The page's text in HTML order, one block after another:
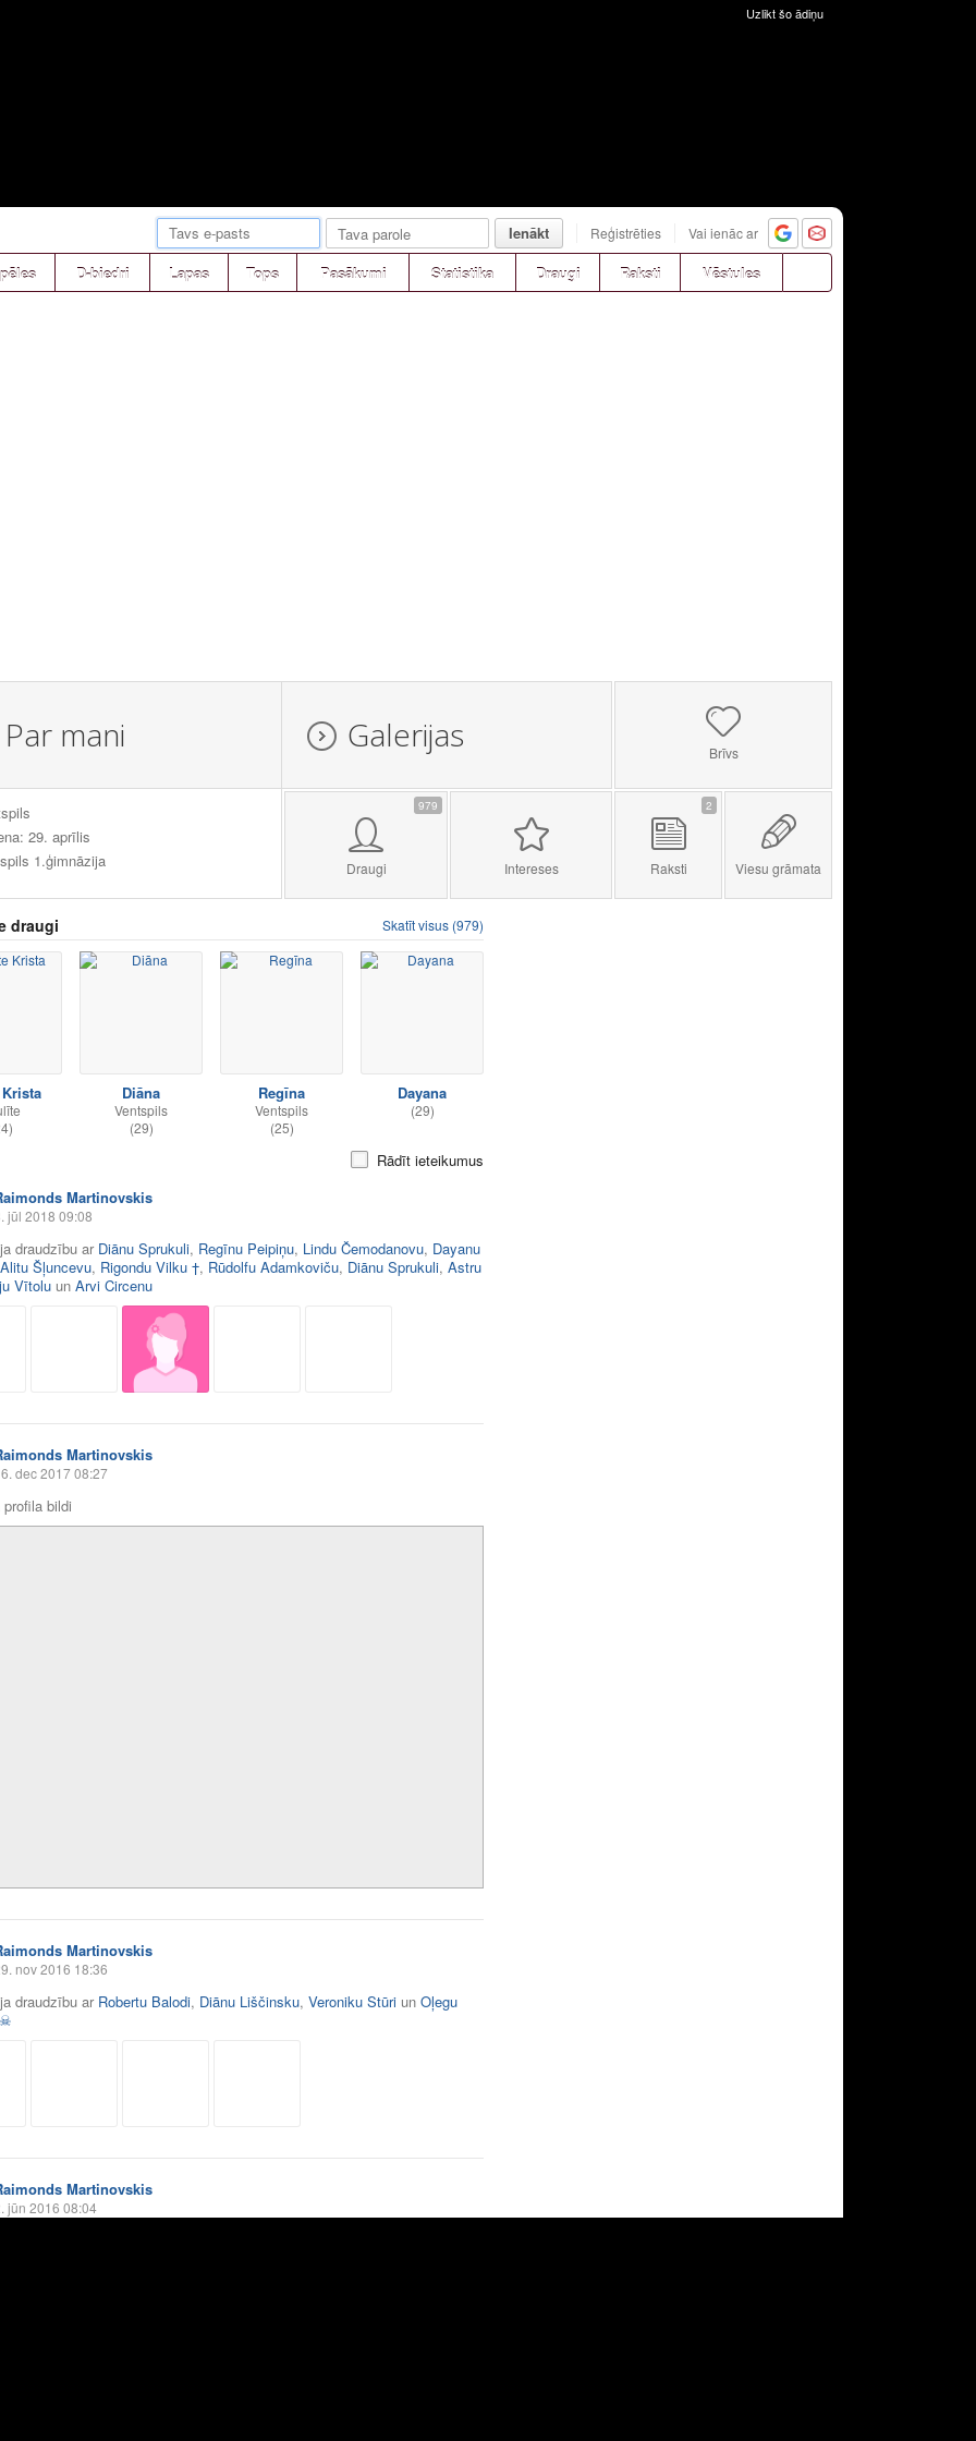
Uzlikt šo ādiņu
Ienākt Reģistrēties Vai ienāc ar
D-biedri Lapas Tops Pasākumi Statistika Draugi Raksti Vēstules
Par mani Galerijas Brīvs
29. aprīlis
1.ģimnāzija
979
Draugi Intereses
2
Raksti Viesu grāmata
draugi Skatīt visus (979)
Diāna
Ventspils
(29)
Regīna
Ventspils
(25)
Dayana
(29)
Rādīt ieteikumus
Martinovskis
jūl 2018 09:08
draudzību ar Diānu Sprukuli, Regīnu Peipiņu, Lindu Čemodanovu, Dayanu
Alitu Šļuncevu, Rigondu Vilku †, Rūdolfu Adamkoviču, Diānu Sprukuli, Astru
Vītolu un Arvi Circenu
Martinovskis
dec 2017 08:27
bildi
Martinovskis
nov 2016 18:36
draudzību ar Robertu Balodi, Diānu Liščinsku, Veroniku Stūri un Oļegu
Martinovskis
jūn 2016 08:04